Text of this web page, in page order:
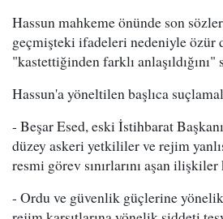
Hassun mahkeme önünde son
geçmişteki ifadeleri nedeniyle özür
"kastettiğinden farklı anlaşıldığını"
Hassun'a yöneltilen başlıca
- Beşar Esed, eski İstihbarat
düzey askeri yetkililer ve rejim
resmi görev sınırlarını aşan
- Ordu ve güvenlik güçlerine